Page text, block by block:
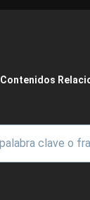
Contenidos